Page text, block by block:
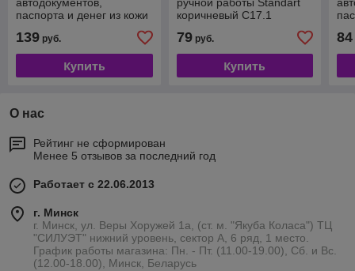
автодокументов,
паспорта и денег из кожи
С12
139 руб.
Купить
ручной работы Standart
коричневый C17.1
79руб.
Купить
84
О нас
Рейтинг не сформирован
Менее 5 отзывов за последний год
Работает с 22.06.2013
г. Минск
г. Минск, ул. Веры Хоружей 1а, (ст. м. "Якуба Коласа") ТЦ
"СИЛУЭТ" нижний уровень, сектор А, 6 ряд, 1 место.
График работы магазина: Пн. - Пт. (11.00-19.00), Сб. и Вс.
(12.00-18.00), Минск, Беларусь